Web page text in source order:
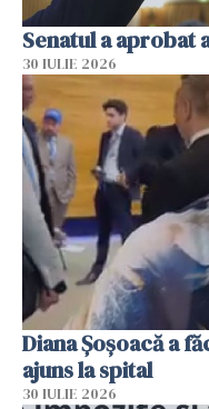
Senatul a aprobat
30 IULIE 2026
Diana Șoșoacă a
ajuns la spital
30 IULIE 2026